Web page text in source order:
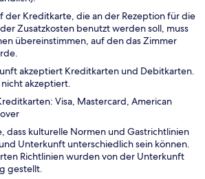
der Kreditkarte, die an der Rezeption für die
Zusatzkosten benutzt werden soll, muss
übereinstimmen, auf den das Zimmer
akzeptiert Kreditkarten und Debitkarten.
akzeptiert.
Visa, Mastercard, American
dass kulturelle Normen und Gastrichtlinien
Unterkunft unterschiedlich sein können.
Richtlinien wurden von der Unterkunft
gestellt.